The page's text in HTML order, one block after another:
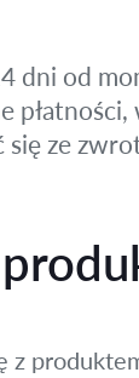
dni od
się ze
z